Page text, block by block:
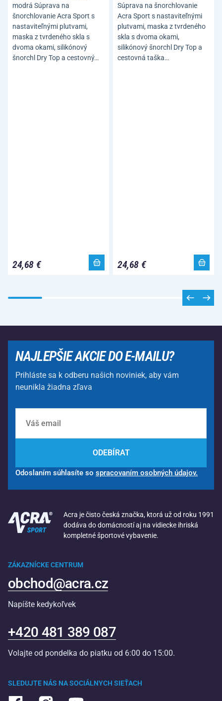
modrá Súprava na
šnorchlovanie Acra Sport s
nastaviteľnými plutvami,
maska z tvrdeného skla s
dvoma okami, silikónový
šnorchl Dry Top a cestovný…
24,68 €
Súprava na šnorchlovanie
Acra Sport s nastaviteľnými
plutvami, maska z tvrdeného
skla s dvoma okami,
silikónový šnorchl Dry Top a
cestovná taška…
24,68 €
NAJLEPŠIE AKCIE DO E-MAILU?
Prihláste sa k odberu našich noviniek, aby vám
neunikla žiadna zľava
ODEBÍRAT
Odoslaním súhlasíte so spracovaním osobných údajov.
Acra je čisto česká značka, ktorá už od roku 1991
dodáva do domácností aj na vidiecke ihriská
kompletné športové vybavenie.
SLEDUJTE NÁS NA SOCIÁLNYCH SIEŤACH
ZÁKAZNÍCKE CENTRUM
obchod@acra.cz
Napíšte kedykoľvek
+420 481 389 087
Volajte od pondelka do piatku od 6:00 do 15:00.